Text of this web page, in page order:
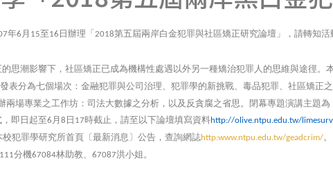
年6 月 15至16 日辦理「 2018第五屆兩岸白金犯罪與社區矯正研究論壇」，請轉知活
思潮影響下，社區矯正已成為機構性處遇以外另一種矯治犯罪人的思維與途徑。
發表分為七個場次：金融犯罪與公司治理、犯罪學的新挑戰、毒品犯罪、社區矯
兩場專業之工作坊：司法大數據之分析，以及反貪腐之省思。閉幕專題演講主題為
即日起至6 月 8 日 17時截止，請至以下論壇填寫資料http://olive.ntpu.edu.tw/
校犯罪學研究所首頁〔最新消息〕公告，查詢網誌http:www.ntpu.edu.tw/geadcrim/。
分機67084林助教、 67087洪小姐。